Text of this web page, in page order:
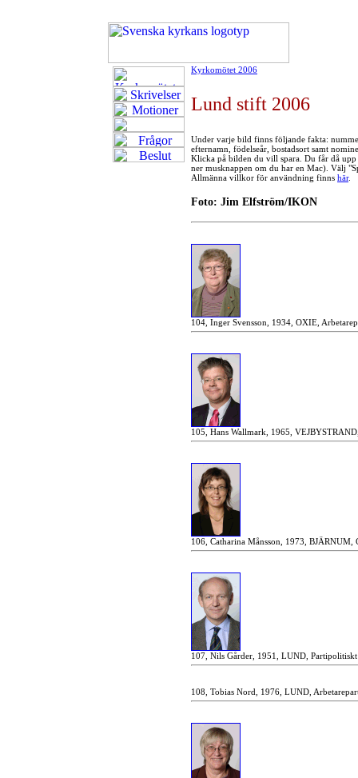
Kyrkomötet 2006
Lund stift 2006
Under varje bild finns följande fakta:
efternamn, födelseår, bostadsort samt
Klicka på bilden du vill spara. Du får då
ner musknappen om du har en Mac). Välj
Allmänna villkor för användning finns här.
Foto: Jim Elfström/IKON
104, Inger Svensson, 1934, OXIE,
105, Hans Wallmark, 1965,
106, Catharina Månsson, 1973, BJÄRNUM,
107, Nils Gårder, 1951, LUND,
108, Tobias Nord, 1976, LUND,